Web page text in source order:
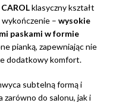
CAROLklasyczny kształt
– wysokie
paskami w formie
pianką, zapewniając nie
dodatkowy komfort.
subtelną formą i
zarówno do salonu, jak i